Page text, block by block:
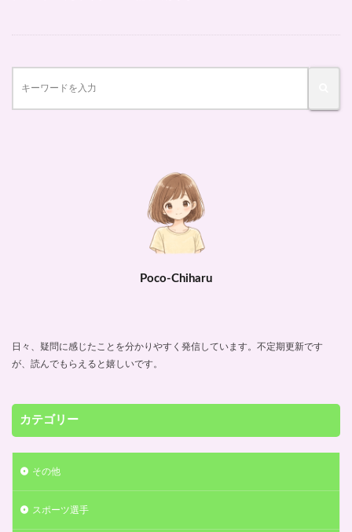
Poco-Chiharu
日々、疑問に感じたことを分かりやすく発信しています。不定期更新です
が、読んでもらえると嬉しいです。
カテゴリー
その他
スポーツ選手